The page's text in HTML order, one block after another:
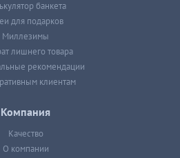
банкета
для подарков
Миллезимы
лишнего товара
рекомендации
клиентам
Компания
Качество
О компании